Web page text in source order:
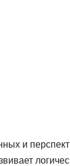
и